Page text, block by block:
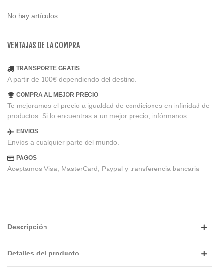
No hay artículos
VENTAJAS DE LA COMPRA
TRANSPORTE GRATIS
A partir de 100€ dependiendo del destino.
COMPRA AL MEJOR PRECIO
Te mejoramos el precio a igualdad de condiciones en infinidad de
productos. Si lo encuentras a un mejor precio, infórmanos.
ENVIOS
Envíos a cualquier parte del mundo.
PAGOS
Aceptamos Visa, MasterCard, Paypal y transferencia bancaria
Descripción
Detalles del producto